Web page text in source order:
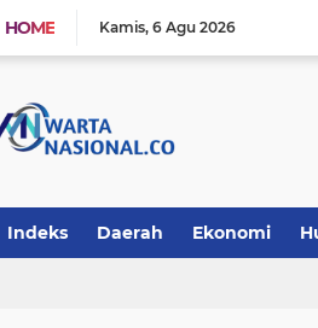
HOME Kamis 6 Agu 2026
Indeks Daerah Ekonomi